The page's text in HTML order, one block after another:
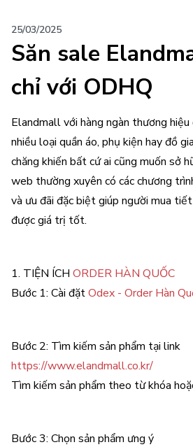
25/03/2025
Săn sale
chỉ với ODHQ
Elandmall với hàng ngàn thương hiệu
nhiều loại quần áo, phụ kiện hay đồ
chăng khiến bất cứ ai cũng muốn sở
web thường xuyên có các chương
và ưu đãi đặc biệt giúp người mua
được giá trị tốt.
1. TIỆN ÍCH ORDER HÀN QUỐC
Bước 1: Cài đặtOdex - Order Hàn
Bước 2: Tìm kiếm sản phẩm tại link
https://www.elandmall.co.kr/
Tìm kiếm sản phẩm theo từ khóa
Bước 3: Chọn sản phẩm ưng ý